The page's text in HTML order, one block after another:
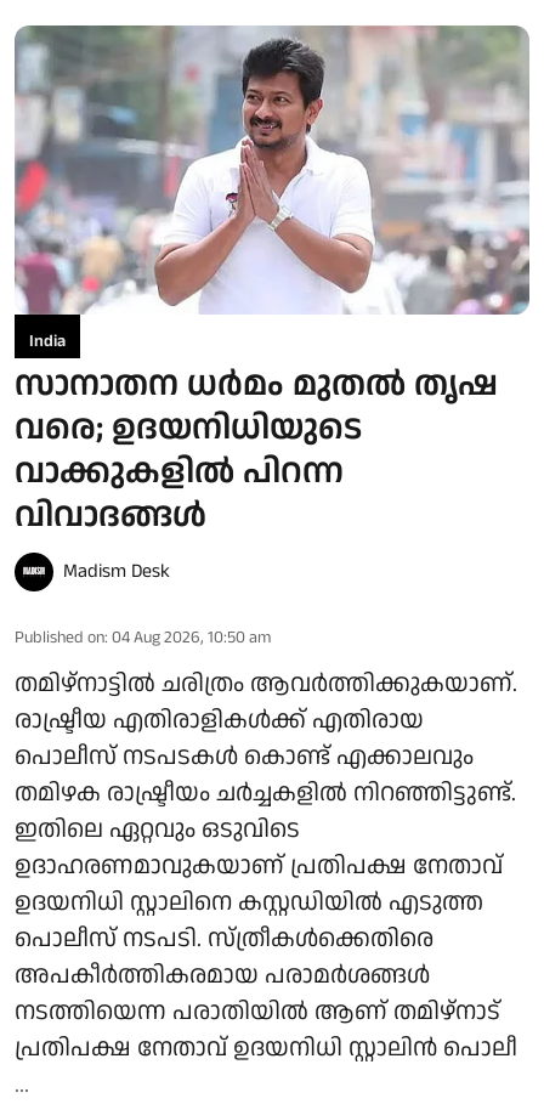
India
സാനാതന ധര്‍മം മുതല്‍ തൃഷ
വരെ; ഉദയനിധിയുടെ
വാക്കുകളില്‍ പിറന്ന
വിവാദങ്ങള്‍
Madism Desk
Published on: 04 Aug 2026, 10:50 am
തമിഴ്‌നാട്ടില്‍ ചരിത്രം ആവര്‍ത്തിക്കുകയാണ്.
രാഷ്ട്രീയ എതിരാളികള്‍ക്ക് എതിരായ
പൊലീസ് നടപടകള്‍ കൊണ്ട് എക്കാലവും
തമിഴക രാഷ്ട്രീയം ചര്‍ച്ചകളില്‍ നിറഞ്ഞിട്ടുണ്ട്.
ഇതിലെ ഏറ്റവും ഒടുവിടെ
ഉദാഹരണമാവുകയാണ് പ്രതിപക്ഷ നേതാവ്
ഉദയനിധി സ്റ്റാലിനെ കസ്റ്റഡിയില്‍ എടുത്ത
പൊലീസ് നടപടി. സ്ത്രീകള്‍ക്കെതിരെ
അപകീര്‍ത്തികരമായ പരാമര്‍ശങ്ങള്‍
നടത്തിയെന്ന പരാതിയില്‍ ആണ് തമിഴ്നാട്
പ്രതിപക്ഷ നേതാവ് ഉദയനിധി സ്റ്റാലിന്‍ പൊലീ
...